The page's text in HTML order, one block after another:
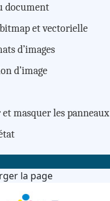
document
bitmap et vectorielle
d’images
d’image
masquer les panneaux
la page